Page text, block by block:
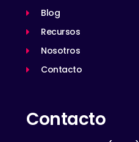
Blog
Recursos
Nosotros
Contacto
Contacto